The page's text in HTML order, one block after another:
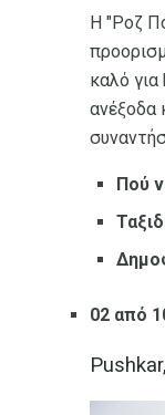
Η "Ροζ
καλό
ανέξοδα
Πού
02 από